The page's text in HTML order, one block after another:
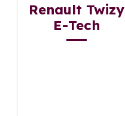
Renault Twizy
E-Tech